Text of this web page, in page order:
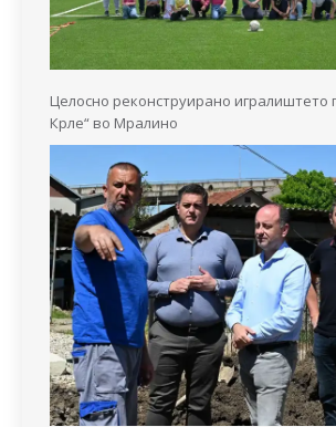
Целосно реконструирано игралиштето
Крле“ во Мралино